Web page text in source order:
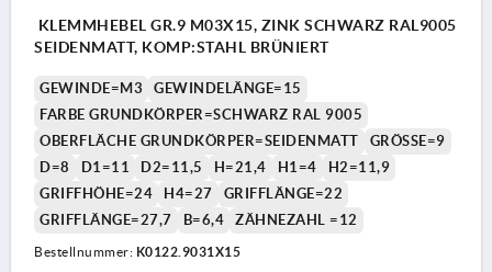
KLEMMHEBEL GR.9 M03X15, ZINK SCHWARZ RAL9005
SEIDENMATT, KOMP:STAHL BRÜNIERT
GEWINDE=M3
GEWINDELÄNGE=15
FARBE GRUNDKÖRPER=SCHWARZ RAL 9005
OBERFLÄCHE GRUNDKÖRPER=SEIDENMATT
GRÖSSE=9
D=8
D1=11 D2=11,5 H=21,4 H1=4
H2=11,9
GRIFFHÖHE=24
H4=27
GRIFFLÄNGE=22
GRIFFLÄNGE=27,7
B=6,4 ZÄHNEZAHL =12
Bestellnummer: K0122.9031X15